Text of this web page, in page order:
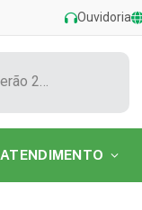
Ouvidoria
Show de Tarcísio do Acordeon encerra o Festival de Verão 2026 na Praia do Caripi
ATENDIMENTO